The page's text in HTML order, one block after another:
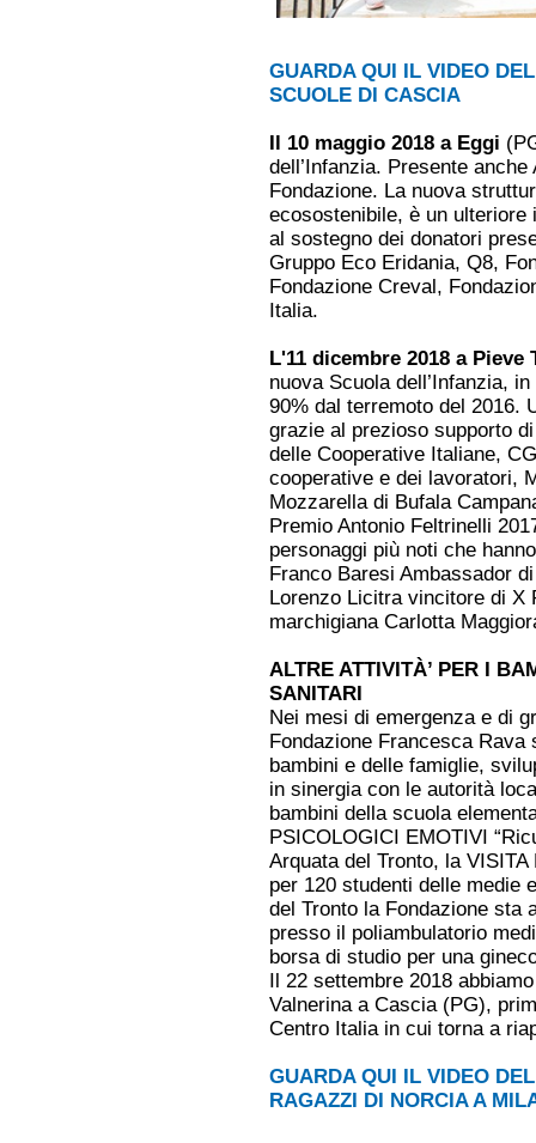
GUARDA QUI IL VIDEO
SCUOLE DI CASCIA
Il 10 maggio 2018 a Eggi
dell’Infanzia. Presente
Fondazione. La nuova
ecosostenibile, è un
al sostegno dei donatori
Gruppo Eco Eridania, Q8,
Fondazione Creval,
Italia.
L'11 dicembre 2018 a Pieve
nuova Scuola dell’Infanzia,
90% dal terremoto del 2016.
grazie al prezioso supporto
delle Cooperative Italiane,
cooperative e dei lavoratori,
Mozzarella di Bufala
Premio Antonio Feltrinelli
personaggi più noti che
Franco Baresi Ambassador
Lorenzo Licitra vincitore di X
marchigiana Carlotta
ALTRE ATTIVITÀ’ PER I
SANITARI
Nei mesi di emergenza e di
Fondazione Francesca
bambini e delle famiglie,
in sinergia con le autorità
bambini della scuola
PSICOLOGICI EMOTIVI
Arquata del Tronto, la VISITA
per 120 studenti delle medie
del Tronto la Fondazione sta
presso il poliambulatorio
borsa di studio per una
Il 22 settembre 2018
Valnerina a Cascia (PG),
Centro Italia in cui torna a
GUARDA QUI IL VIDEO
RAGAZZI DI NORCIA A